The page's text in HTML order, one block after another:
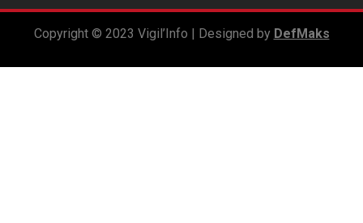
Copyright © 2023 Vigil’Info | Designed by DefMaks